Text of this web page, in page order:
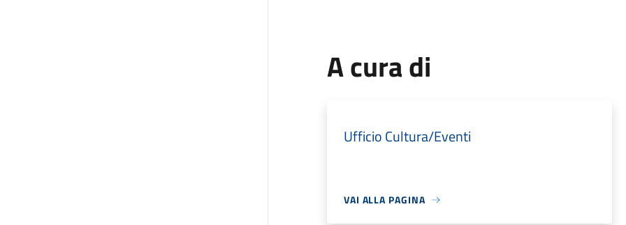
A cura di
Ufficio Cultura/Eventi
VAI ALLA PAGINA